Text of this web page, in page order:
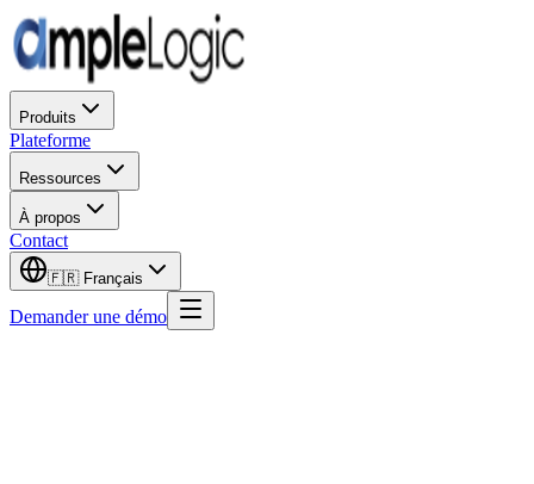
Produits
Plateforme
Ressources
À propos
Contact
🇫🇷 Français
Demander une démo